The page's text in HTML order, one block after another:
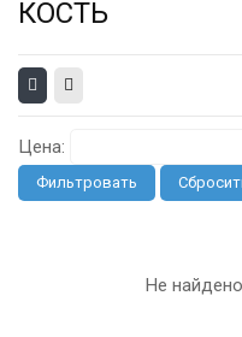
КОСТЬ
Цена:
Фильтровать
Не